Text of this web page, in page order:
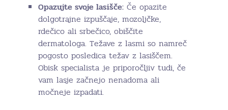
Opazujte svoje lasišče: Če opazite
dolgotrajne izpuščaje, mozoljčke,
rdečico ali srbečico, obiščite
dermatologa. Težave z lasmi so namreč
pogosto posledica težav z lasiščem.
Obisk specialista je priporočljiv tudi, če
vam lasje začnejo nenadoma ali
močneje izpadati.